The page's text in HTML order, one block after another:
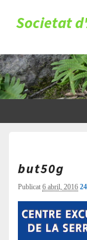
Societat
but50g
Publicat 6 abril, 2016